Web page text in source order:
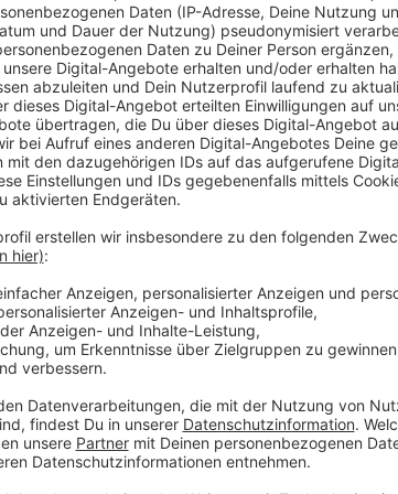
Stressfreies Weihnachtsshopping
Anzeige
In der Adventszeit erweitern die
Weihnachtsshopping und den Besuch des
Adventssamstagen sind die Busse länger
Advent, gibt es einen kostenlosen
Familie den Bocholter Weihnachtsmarkt
entspannt eure Weihnachtseinkäufe
Anzeige
Kostenloser Sonderverkehr am 3.
Anzeige